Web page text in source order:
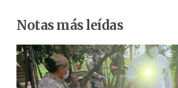
Notas más leídas